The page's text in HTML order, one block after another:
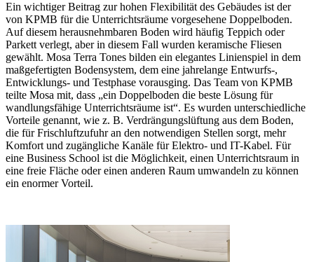
Ein wichtiger Beitrag zur hohen Flexibilität des Gebäudes ist der
von KPMB für die Unterrichtsräume vorgesehene Doppelboden.
Auf diesem herausnehmbaren Boden wird häufig Teppich oder
Parkett verlegt, aber in diesem Fall wurden keramische Fliesen
gewählt. Mosa Terra Tones bilden ein elegantes Linienspiel in dem
maßgefertigten Bodensystem, dem eine jahrelange Entwurfs-,
Entwicklungs- und Testphase vorausging. Das Team von KPMB
teilte Mosa mit, dass „ein Doppelboden die beste Lösung für
wandlungsfähige Unterrichtsräume ist“. Es wurden unterschiedliche
Vorteile genannt, wie z. B. Verdrängungslüftung aus dem Boden,
die für Frischluftzufuhr an den notwendigen Stellen sorgt, mehr
Komfort und zugängliche Kanäle für Elektro- und IT-Kabel. Für
eine Business School ist die Möglichkeit, einen Unterrichtsraum in
eine freie Fläche oder einen anderen Raum umwandeln zu können
ein enormer Vorteil.